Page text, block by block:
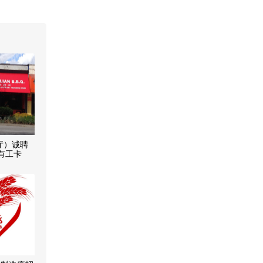
）诚聘
工卡